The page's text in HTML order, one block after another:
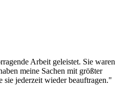
Arbeit geleistet. Sie waren
meine Sachen mit größter
sie jederzeit wieder beauftragen."